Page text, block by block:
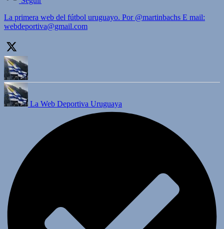
La primera web del fútbol uruguayo. Por @martinbachs E mail:
webdeportiva@gmail.com
La Web Deportiva Uruguaya